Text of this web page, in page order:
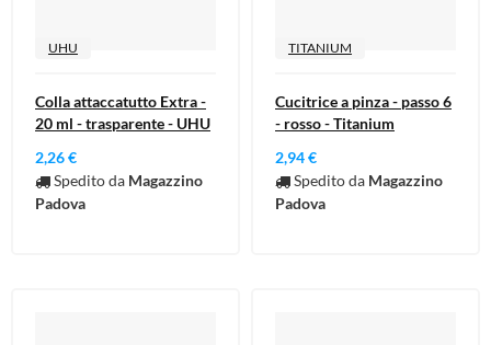
UHU
Colla attaccatutto Extra -
20 ml - trasparente - UHU
2,26 €
Spedito da Magazzino
Padova
TITANIUM
Cucitrice a pinza - passo 6
- rosso - Titanium
2,94 €
Spedito da Magazzino
Padova